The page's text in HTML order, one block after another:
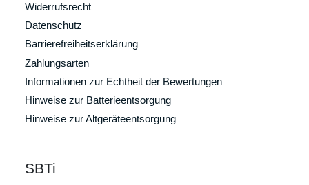
Widerrufsrecht
Datenschutz
Barrierefreiheitserklärung
Zahlungsarten
Informationen zur Echtheit der Bewertungen
Hinweise zur Batterieentsorgung
Hinweise zur Altgeräteentsorgung
SBTi